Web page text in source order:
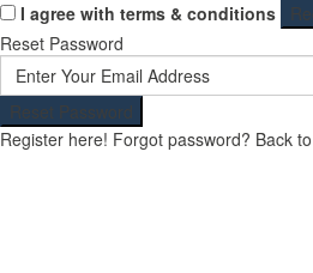
I agree with terms & conditions
Reset Password
Reset Password
Register here! Forgot password? Back